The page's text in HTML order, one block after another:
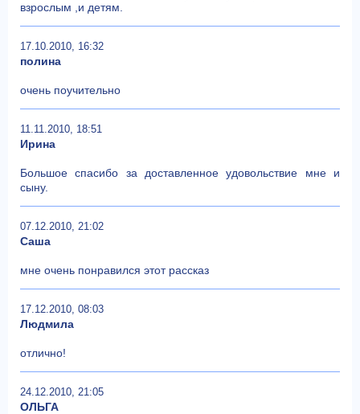
взрослым ,и детям.
17.10.2010, 16:32
полина
очень поучительно
11.11.2010, 18:51
Ирина
Большое спасибо за доставленное удовольствие мне и
сыну.
07.12.2010, 21:02
Саша
мне очень понравился этот рассказ
17.12.2010, 08:03
Людмила
отлично!
24.12.2010, 21:05
ОЛЬГА